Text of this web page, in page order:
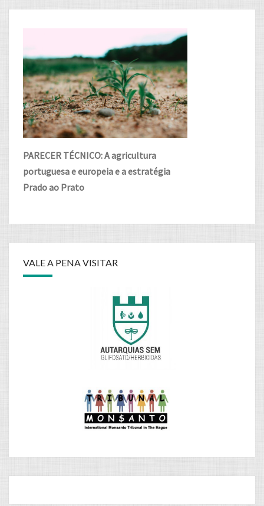
PARECER TÉCNICO: A agricultura
portuguesa e europeia e a estratégia
Prado ao Prato
VALE A PENA VISITAR